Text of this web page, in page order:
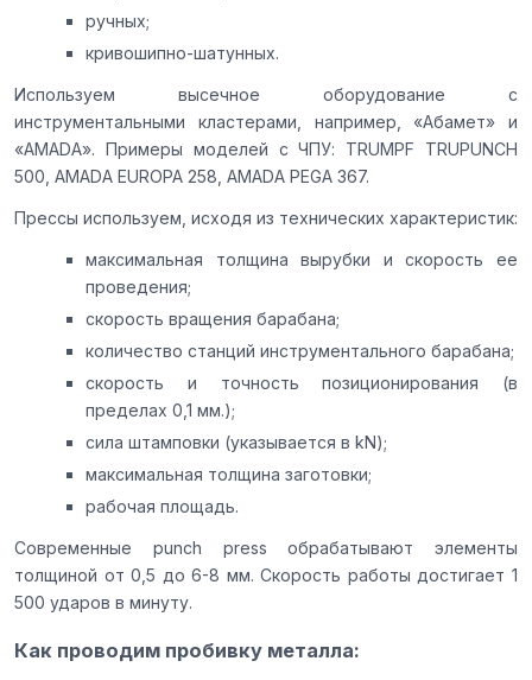
ручных;
кривошипно-шатунных.
Используем высечное оборудование с
инструментальными кластерами, например, «Абамет» и
«AMADA». Примеры моделей с ЧПУ: TRUMPF TRUPUNCH
500, AMADA EUROPA 258, AMADA PEGA 367.
Прессы используем, исходя из технических характеристик:
максимальная толщина вырубки и скорость ее
проведения;
скорость вращения барабана;
количество станций инструментального барабана;
скорость и точность позиционирования (в
пределах 0,1 мм.);
сила штамповки (указывается в kN);
максимальная толщина заготовки;
рабочая площадь.
Современные punch press обрабатывают элементы
толщиной от 0,5 до 6-8 мм. Скорость работы достигает 1
500 ударов в минуту.
Как проводим пробивку металла: